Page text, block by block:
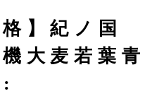
】紀ノ国
大麦若葉青